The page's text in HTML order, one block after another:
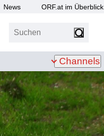
News ORF.at im Überblick
Suchen
Channels